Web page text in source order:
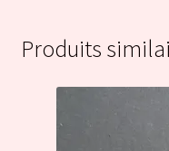
Produits